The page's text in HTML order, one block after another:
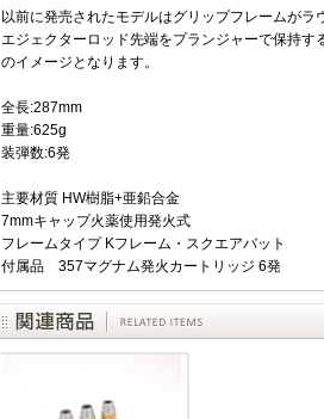
以前に発売されたモデルはグリップフレームがラ
エジェクターロッド先端をプランジャーで保持
のイメージとなります。
全長:287mm
重量:625g
装弾数:6発
主要材質 HW樹脂+亜鉛合金
7mmキャップ火薬使用発火式
フレームタイプ Kフレーム・スクエアバット
付属品 357マグナム発火カートリッジ 6発